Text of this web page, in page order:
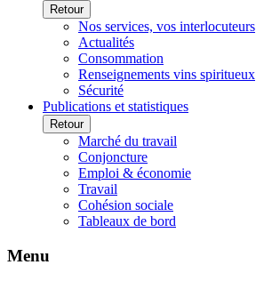
Retour
Nos services, vos interlocuteurs
Actualités
Consommation
Renseignements vins spiritueux
Sécurité
Publications et statistiques
Retour
Marché du travail
Conjoncture
Emploi & économie
Travail
Cohésion sociale
Tableaux de bord
Menu